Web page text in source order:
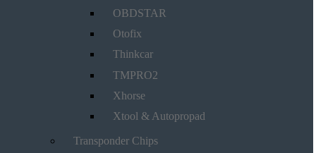
OBDSTAR
Otofix
Thinkcar
TMPRO2
Xhorse
Xtool & Autopropad
Transponder Chips